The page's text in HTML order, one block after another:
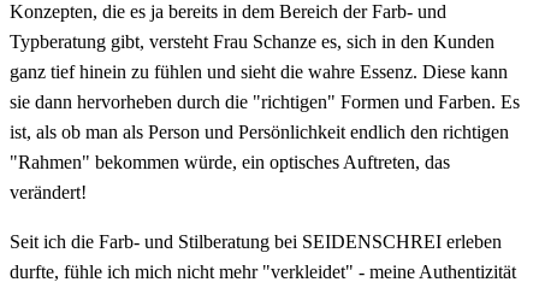
Konzepten, die es ja bereits in dem Bereich der Farb- und
Typberatung gibt, versteht Frau Schanze es, sich in den Kunden
ganz tief hinein zu fühlen und sieht die wahre Essenz. Diese kann
sie dann hervorheben durch die "richtigen" Formen und Farben. Es
ist, als ob man als Person und Persönlichkeit endlich den richtigen
"Rahmen" bekommen würde, ein optisches Auftreten, das
verändert!
Seit ich die Farb- und Stilberatung bei SEIDENSCHREI erleben
durfte, fühle ich mich nicht mehr "verkleidet" - meine Authentizität